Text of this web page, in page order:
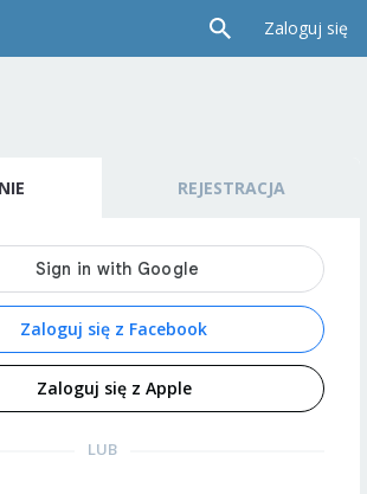
Zaloguj się
REJESTRACJA
Zaloguj się z Facebook
Zaloguj się z Apple
LUB